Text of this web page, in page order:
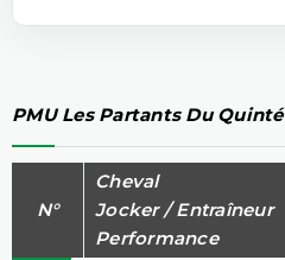
PMU Les Partants Du Quinté
N°
Cheval
Jocker / Entraîneur
Performance